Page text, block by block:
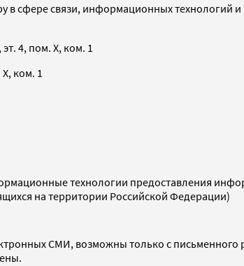
в сфере связи, информационных технологий
4, пом. X, ком. 1
ком. 1
технологии предоставления
на территории Российской Федерации)
СМИ, возможны только с